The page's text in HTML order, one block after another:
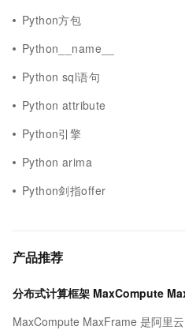
Python方包
Python__name__
Python sql语句
Python attribute
Python引擎
Python arima
Python剑指offer
产品推荐
分布式计算框架 MaxCompute
MaxCompute MaxFrame 是阿里